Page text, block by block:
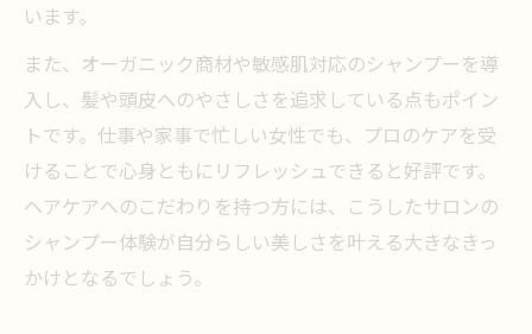
います。
また、オーガニック商材や敏感肌対応のシャンプーを導
入し、髪や頭皮へのやさしさを追求している点もポイン
トです。仕事や家事で忙しい女性でも、プロのケアを受
けることで心身ともにリフレッシュできると好評です。
ヘアケアへのこだわりを持つ方には、こうしたサロンの
シャンプー体験が自分らしい美しさを叶える大きなきっ
かけとなるでしょう。